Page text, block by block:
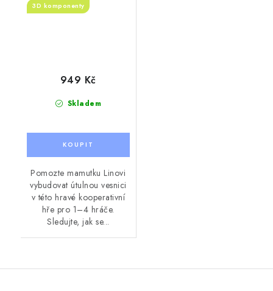
3D komponenty
Skladem
949 Kč
Pomozte mamutku Linovi
vybudovat útulnou vesnici
v této hravé kooperativní
hře pro 1–4 hráče.
Sledujte, jak se...